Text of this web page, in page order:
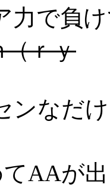
力で負
ｒｙ
ンなだ
てAAが